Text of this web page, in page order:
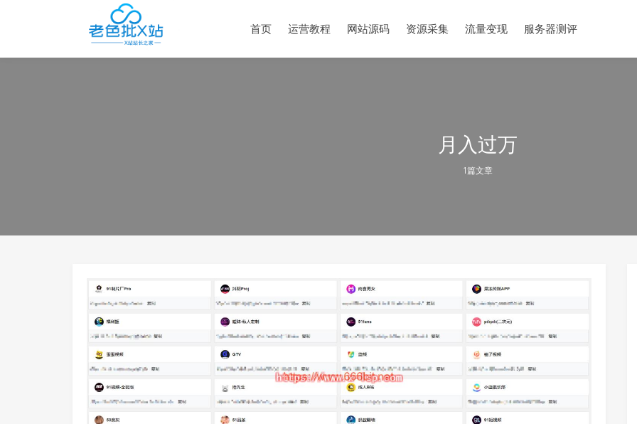
首页 运营教程 网站源码 资源采集 流量变现 服务器测评
月入过万
1篇文章